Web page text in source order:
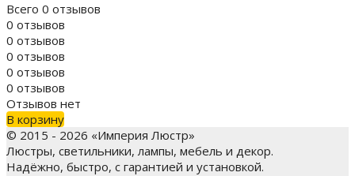
Всего 0 отзывов
0 отзывов
0 отзывов
0 отзывов
0 отзывов
0 отзывов
Отзывов нет
В корзину
© 2015 - 2026 «Империя Люстр»
Люстры, светильники, лампы, мебель и декор.
Надёжно, быстро, с гарантией и установкой.